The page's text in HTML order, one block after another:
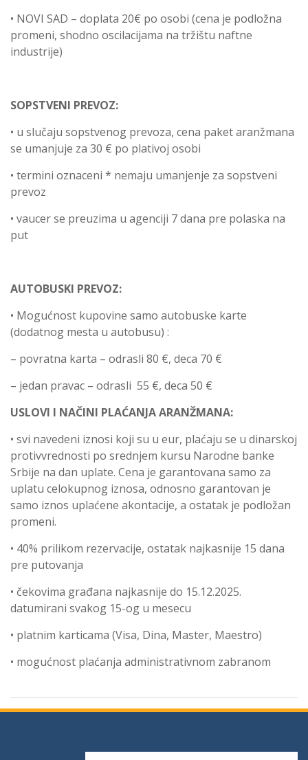
• NOVI SAD – doplata 20€ po osobi (cena je podložna
promeni, shodno oscilacijama na tržištu naftne
industrije)
SOPSTVENI PREVOZ:
• u slučaju sopstvenog prevoza, cena paket aranžmana
se umanjuje za 30 € po plativoj osobi
• termini oznaceni * nemaju umanjenje za sopstveni
prevoz
• vaucer se preuzima u agenciji 7 dana pre polaska na
put
AUTOBUSKI PREVOZ:
• Mogućnost kupovine samo autobuske karte
(dodatnog mesta u autobusu) :
– povratna karta – odrasli 80 €, deca 70 €
– jedan pravac – odrasli 55 €, deca 50 €
USLOVI I NAČINI PLAĆANJA ARANŽMANA:
• svi navedeni iznosi koji su u eur, plaćaju se u dinarskoj
protivvrednosti po srednjem kursu Narodne banke
Srbije na dan uplate. Cena je garantovana samo za
uplatu celokupnog iznosa, odnosno garantovan je
samo iznos uplaćene akontacije, a ostatak je podložan
promeni.
• 40% prilikom rezervacije, ostatak najkasnije 15 dana
pre putovanja
• čekovima građana najkasnije do 15.12.2025.
datumirani svakog 15-og u mesecu
• platnim karticama (Visa, Dina, Master, Maestro)
• mogućnost plaćanja administrativnom zabranom